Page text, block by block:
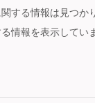
関する情報は見つか
情報を表示してい